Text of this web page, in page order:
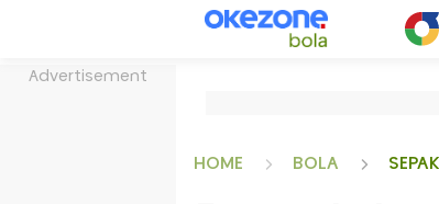
Advertisement
HOME BOLA